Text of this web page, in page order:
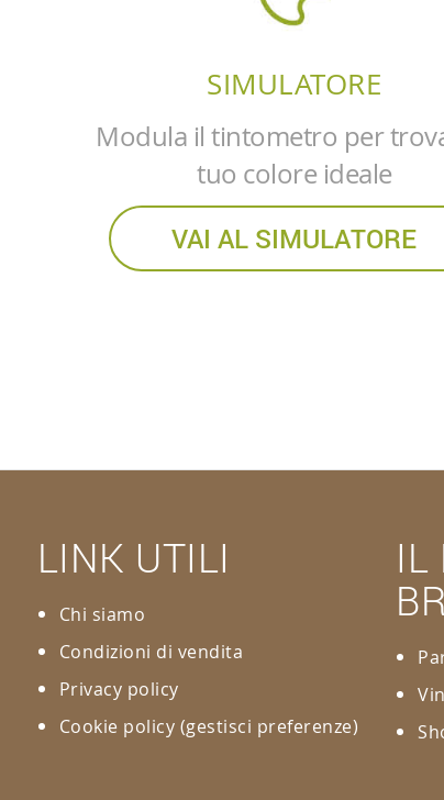
SIMULATORE
Modula il tintometro per
tuo colore ideale
VAI AL SIMULATORE
LINK UTILI
Chi siamo
Condizioni di vendita
Privacy policy
Cookie policy (gestisci preferenze)
IL